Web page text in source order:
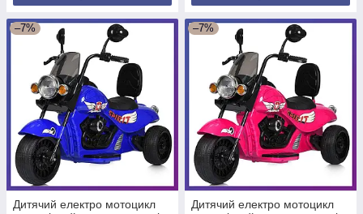
–7%
Дитячий електро мотоцикл
–7%
Дитячий електро мотоцикл